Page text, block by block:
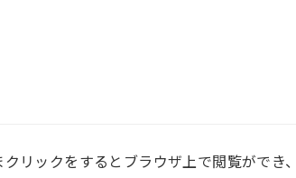
リックをするとブラウザ上で閲覧ができ